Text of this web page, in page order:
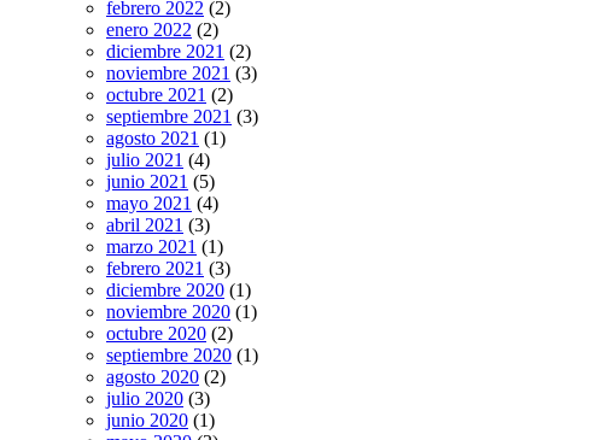
febrero 2022 (2)
enero 2022 (2)
diciembre 2021 (2)
noviembre 2021 (3)
octubre 2021 (2)
septiembre 2021 (3)
agosto 2021 (1)
julio 2021 (4)
junio 2021 (5)
mayo 2021 (4)
abril 2021 (3)
marzo 2021 (1)
febrero 2021 (3)
diciembre 2020 (1)
noviembre 2020 (1)
octubre 2020 (2)
septiembre 2020 (1)
agosto 2020 (2)
julio 2020 (3)
junio 2020 (1)